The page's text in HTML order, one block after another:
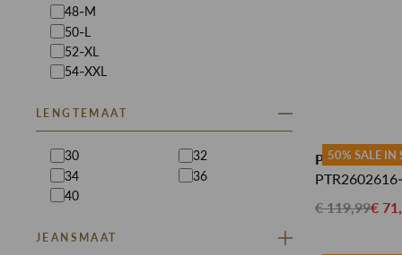
48-M
50-L
52-XL
54-XXL
LENGTEMAAT
30
32
34
36
40
JEANSMAAT
50% SALE IN
PME
€ 119,99€